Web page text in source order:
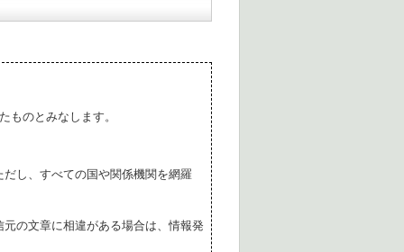
ものとみなします。
し、すべての国や関係機関を網羅
の文章に相違がある場合は、情報発